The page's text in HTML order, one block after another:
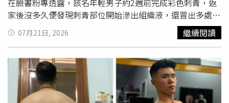
盼社會體諒受災養殖戶的損失，避免前往受災養殖區撿拾海
產。
家後沒多久便發現刺青部位開始滲出組織液，還冒出多處傷
口，讓他一度懷疑是否因近期吃
或使用新的沐浴用品所
引起。不過，經檢查後確認，真正的原因並非飲食，而是刺
青顏料造成的局部過敏反應。根據醫生分享的患部照片，不
難看出紫色與綠色顏料覆蓋的區域發炎最為嚴重，反觀橘
色、粉色等部位則相對穩定。吳仁欽指出，紫色、綠色顏料
中常含有鈷、鉻、鎳等金屬化合物，部分人體質較敏感，免
疫系統可能將其視為外來物質，引發過敏反應，導致皮膚出
07月21日, 2026 繼續閱讀